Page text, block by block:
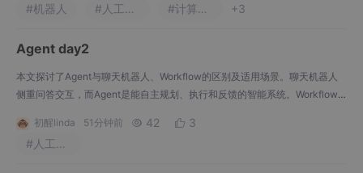
Policies”。视觉-语言-动作模型（VLAs）利用大规模
#机器人
#人工智能 #计算机视觉 +3
Agent day2
本文探讨了Agent与聊天机器人、Workflow的区别及适用场景。聊天机器人
侧重问答交互，而Agent是能自主规划、执行和反馈的智能系统。Workflow
策。最后指出五种不适合使用Agent的情况：流程固定、需高确定性、任务简
单、成本敏感及目标模糊的场景。建议优先用Workflow处理结构化任务，仅
初醒linda 51分钟前  42  3
#人工智能